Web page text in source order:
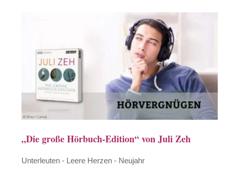
„Die große Hörbuch-Edition“ von Juli Zeh
Unterleuten - Leere Herzen - Neujahr